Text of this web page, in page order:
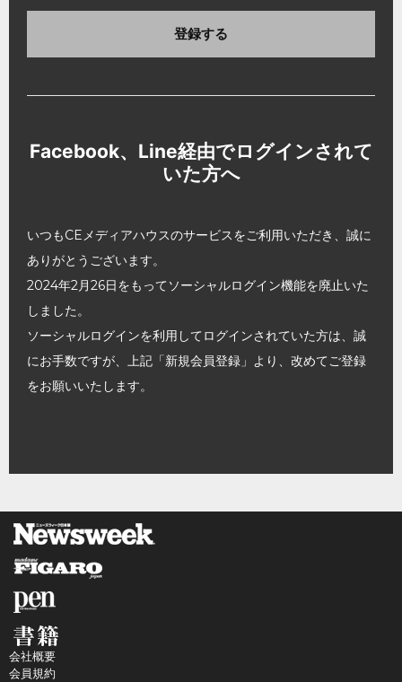
登録する
Facebook、Line経由でログインされて
いた方へ
いつもCEメディアハウスのサービスをご利用いただき、誠に
ありがとうございます。
2024年2月26日をもってソーシャルログイン機能を廃止いた
しました。
ソーシャルログインを利用してログインされていた方は、誠
にお手数ですが、上記「新規会員登録」より、改めてご登録
をお願いいたします。
会社概要
会員規約